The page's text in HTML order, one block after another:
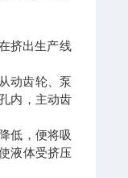
挤出生产线
动齿轮、泵
内，主动齿
低，便将吸
液体受挤压